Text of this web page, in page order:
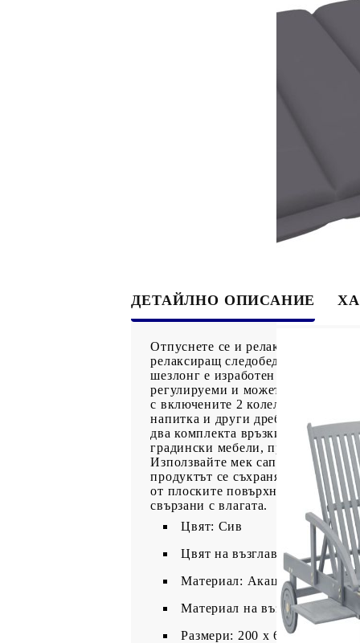
ДЕТАЙЛНО ОПИСАНИЕ
Отпуснете се и релаксирайте в
релаксиращ следобед във вашето
шезлонг е изработен от масивна
регулируеми и можете да
с включените 2 колелца.
напитка и други дребни
два комплекта връзки, така че
градински мебели, препоръчваме
Използвайте мек сапунен
продуктът се съхранява на
от плоските повърхности след
свързани с влагата.
Цвят: Сив
Цвят на възглавницата:
Материал: Акациево дърво
Материал на възглавницата:
Размери: 200 x 68 x 30/86